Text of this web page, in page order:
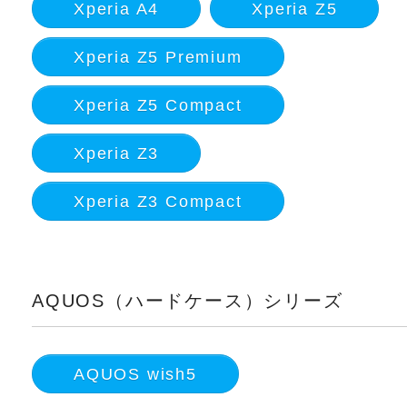
Xperia A4 Xperia Z5
Xperia Z5 Premium
Xperia Z5 Compact
Xperia Z3
Xperia Z3 Compact
AQUOS（ハードケース）シリーズ
AQUOS wish5